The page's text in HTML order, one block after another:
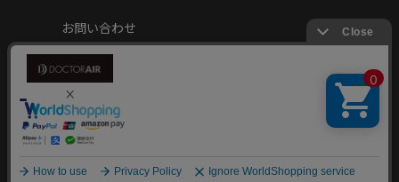
お問い合わせ
個人情報の取り扱いについて
特定商取引に基づく表記
商品延長保証規約
安心してご使用いただくために
Copyright © Dream Factory Inc. All rights reserved.